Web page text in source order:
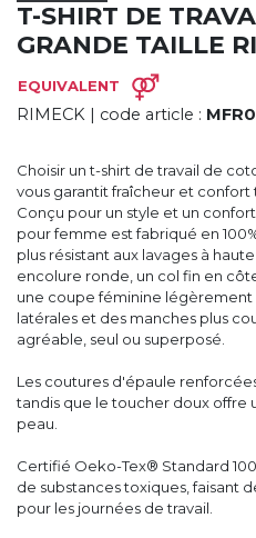
T-SHIRT DE
GRANDE TAILLE
EQUIVALENT
RIMECK | code article :
Choisir un t-shirt de travail de
vous garantit fraîcheur et
Conçu pour un style et un
pour femme est fabriqué en
plus résistant aux lavages à
encolure ronde, un col fin en
une coupe féminine
latérales et des manches plus
agréable, seul ou superposé.
Les coutures d'épaule
tandis que le toucher doux offre
peau.
Certifié Oeko-Tex® Standard
de substances toxiques, faisant
pour les journées de travail.